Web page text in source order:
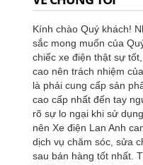
Kính chào Quý khách!
sắc mong muốn của
chiếc xe điện thật sự
cao nên trách nhiệm
là phải cung cấp sản
cao cấp nhất đến tay
rõ sự lo ngại khi sử
nên Xe điện Lan Anh
dịch vụ chăm sóc, sửa
sau bán hàng tốt nhất.